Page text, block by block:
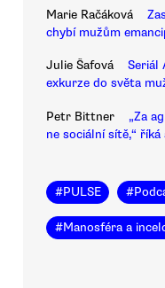
Marie Račáková
chybí mužům
Julie Šafová
Seriál
exkurze do světa
Petr Bittner
„Za
ne sociální sítě,“
#PULSE #
#Manosféra a